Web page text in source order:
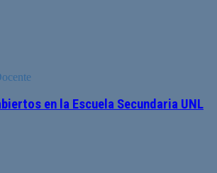
en la Escuela Secundaria UNL